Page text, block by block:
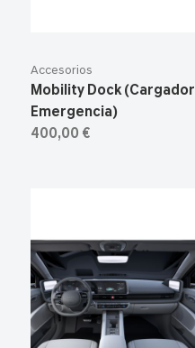
Accesorios
Mobility Dock (Cargador
Emergencia)
400,00 €